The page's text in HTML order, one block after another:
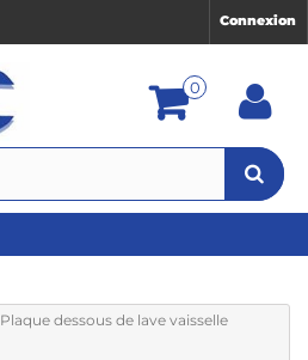
Connexion
0
Plaque dessous de lave vaisselle